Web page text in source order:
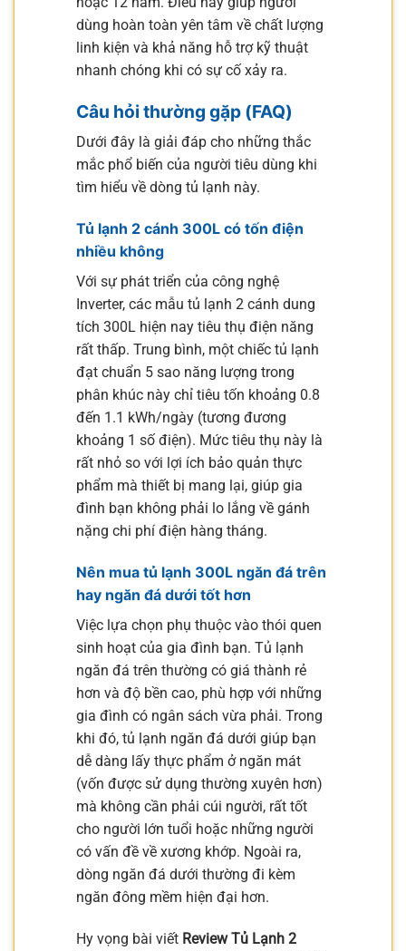
dùng hoàn toàn yên tâm về chất lượng
linh kiện và khả năng hỗ trợ kỹ thuật
nhanh chóng khi có sự cố xảy ra.
Câu hỏi thường gặp (FAQ)
Dưới đây là giải đáp cho những thắc
mắc phổ biến của người tiêu dùng khi
tìm hiểu về dòng tủ lạnh này.
Tủ lạnh 2 cánh 300L có tốn điện
nhiều không
Với sự phát triển của công nghệ
Inverter, các mẫu tủ lạnh 2 cánh dung
tích 300L hiện nay tiêu thụ điện năng
rất thấp. Trung bình, một chiếc tủ lạnh
đạt chuẩn 5 sao năng lượng trong
phân khúc này chỉ tiêu tốn khoảng 0.8
đến 1.1 kWh/ngày (tương đương
khoảng 1 số điện). Mức tiêu thụ này là
rất nhỏ so với lợi ích bảo quản thực
phẩm mà thiết bị mang lại, giúp gia
đình bạn không phải lo lắng về gánh
nặng chi phí điện hàng tháng.
Nên mua tủ lạnh 300L ngăn đá trên
hay ngăn đá dưới tốt hơn
Việc lựa chọn phụ thuộc vào thói quen
sinh hoạt của gia đình bạn. Tủ lạnh
ngăn đá trên thường có giá thành rẻ
hơn và độ bền cao, phù hợp với những
gia đình có ngân sách vừa phải. Trong
khi đó, tủ lạnh ngăn đá dưới giúp bạn
dễ dàng lấy thực phẩm ở ngăn mát
(vốn được sử dụng thường xuyên hơn)
mà không cần phải cúi người, rất tốt
cho người lớn tuổi hoặc những người
có vấn đề về xương khớp. Ngoài ra,
dòng ngăn đá dưới thường đi kèm
ngăn đông mềm hiện đại hơn.
Hy vọng bài viết Review Tủ Lạnh 2